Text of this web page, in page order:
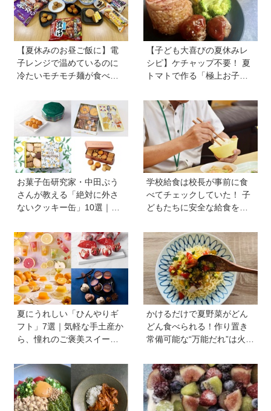
【夏休みのお昼ご飯に】電
子レンジで温めているのに
冷たいモチモチ麺が食べら
リーズを試してみた｜育ち
盛りにおすすめプラス一品
も紹介♪
【子ども大喜びの夏休みレ
シピ】ケチャップ不要！ 夏
トマトで作る「極上お子様
「おまけゼリー」を料理
家・川上ミホさんが直伝
お菓子缶研究家・中田ぷう
さんが教える「絶対に外さ
ないクッキー缶」10選｜マ
自分へのご褒美に！
学校給食は校長が事前に食
べてチェックしていた！ 子
どもたちに安全な給食を届
た「検食」の現場を取材
夏にうれしい「ひんやりギ
フト」7選｜気軽な手土産か
ら、憧れのご褒美スイーツ
かけるだけで夏野菜がどん
どん食べられる！作り置き
常備可能な“万能だれ”は火を
修】